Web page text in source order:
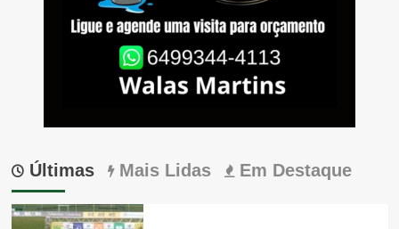
Últimas Mais Lidas Em Destaque